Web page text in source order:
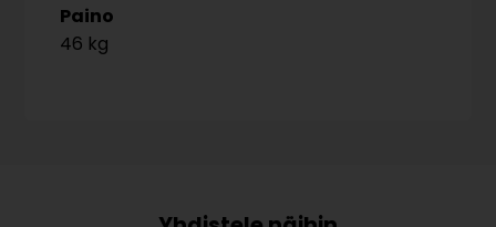
Paino
46 kg